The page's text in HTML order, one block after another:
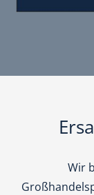
Wir